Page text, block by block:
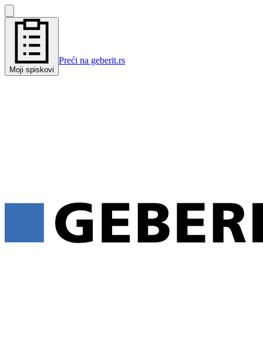
Moji spiskovi
Preći na geberit.rs